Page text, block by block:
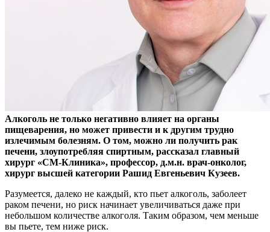
Алкоголь не только негативно влияет на органы
пищеварения, но может привести и к другим трудно
излечимым болезням. О том, можно ли получить рак
печени, злоупотребляя спиртным, рассказал главный
хирург «СМ-Клиника», профессор, д.м.н. врач-онколог,
хирург высшей категории Рашид Евгеньевич Кузеев.
Разумеется, далеко не каждый, кто пьет алкоголь, заболеет
раком печени, но риск начинает увеличиваться даже при
небольшом количестве алкоголя. Таким образом, чем меньше
вы пьете, тем ниже риск.